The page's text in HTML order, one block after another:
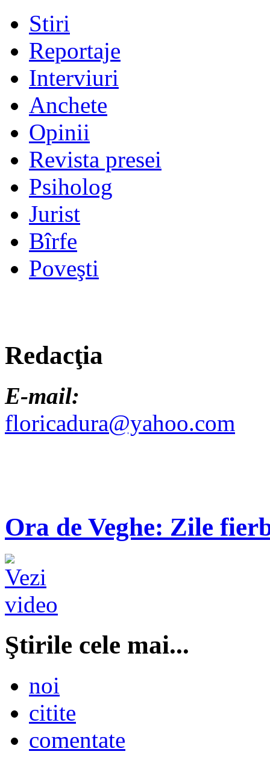
Stiri
Reportaje
Interviuri
Anchete
Opinii
Revista presei
Psiholog
Jurist
Bîrfe
Poveşti
Redacţia
E-mail:
floricadura@yahoo.com
Ora de Veghe: Zile
Ştirile cele mai...
noi
citite
comentate